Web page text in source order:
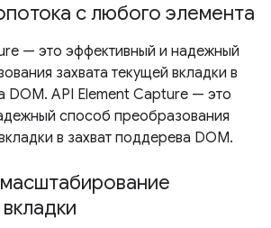
с любого элемента
— это эффективный и надежный
захвата текущей вкладки в
DOM. API Element Capture — это
способ преобразования
в захват поддерева DOM.